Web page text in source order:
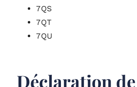
7QS
7QT
7QU
Déclaration de